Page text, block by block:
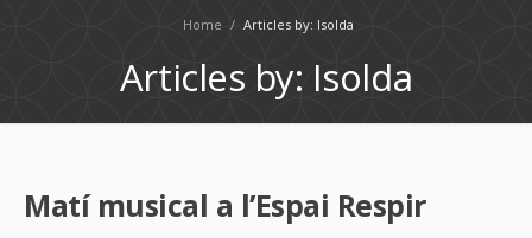
Home / Articles by: Isolda
Articles by: Isolda
Matí musical a l’Espai Respir